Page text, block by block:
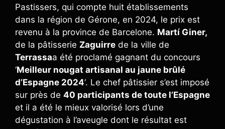
Pastissers, qui compte huit établissements
dans la région de Gérone, en 2024, le prix est
revenu à la province de Barcelone. Martí Giner,
de la pâtisserie Zaguirre de la ville de
Terrassaa été proclamé gagnant du concours
‘Meilleur nougat artisanal au jaune brûlé
d’Espagne 2024‘. Le chef pâtissier s’est imposé
sur près de 40 participants de toute l’Espagne
et il a été le mieux valorisé lors d’une
dégustation à l’aveugle dont le résultat est